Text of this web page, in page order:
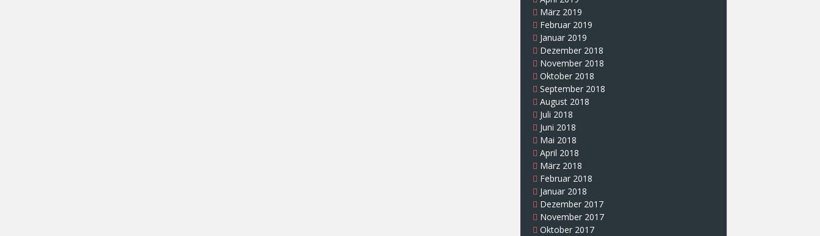
März 2019
Februar 2019
Januar 2019
Dezember 2018
November 2018
Oktober 2018
September 2018
August 2018
Juli 2018
Juni 2018
Mai 2018
April 2018
März 2018
Februar 2018
Januar 2018
Dezember 2017
November 2017
Oktober 2017